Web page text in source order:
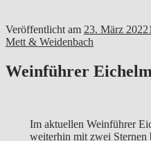
Veröffentlicht am 23. März 2022
Mett & Weidenbach
Weinführer
Im aktuellen Weinführer
weiterhin mit zwei